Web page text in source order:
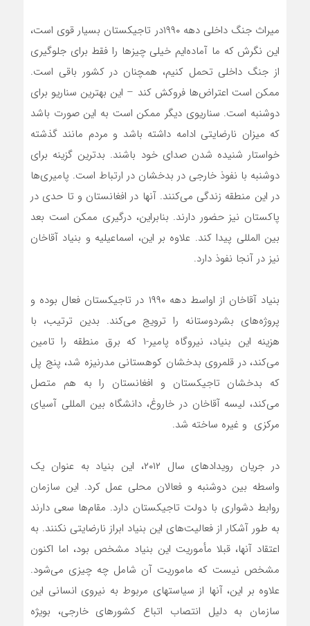
میراث جنگ داخلی دهه ۱۹۹۰در تاجیکستان بسیار قوی است،
این نگرش که ما آماده‌ایم خیلی چیزها را فقط برای جلوگیری
از جنگ داخلی تحمل کنیم، همچنان در کشور باقی است.
ممکن است اعتراض‌ها فروکش کند – این بهترین سناریو برای
دوشنبه است. سناریوی دیگر ممکن است به این صورت باشد
که میزان نارضایتی ادامه داشته باشد و مردم مانند گذشته
خواستار شنیده شدن صدای خود باشند. بدترین گزینه برای
دوشنبه با نفوذ خارجی در بدخشان در ارتباط است. پامیری‌ها
در این منطقه زندگی می‌کنند. آنها در افغانستان و تا حدی در
پاکستان نیز حضور دارند. بنابراین، درگیری ممکن است بعد
بین المللی پیدا کند. علاوه بر این، اسماعیلیه و بنیاد آقاخان
نیز در آنجا نفوذ دارد.
بنیاد آقاخان از اواسط دهه ۱۹۹۰ در تاجیکستان فعال بوده و
پروژه‌های بشردوستانه را ترویج می‌کند. بدین ترتیب، با
هزینه این بنیاد، نیروگاه پامیر-۱ که برق منطقه را تامین
می‌کند، در قلمروی بدخشان کوهستانی مدرنیزه شد، پنج پل
که بدخشان تاجیکستان و افغانستان را به هم متصل
می‌کند، لیسه آقاخان در خاروغ، دانشگاه بین المللی آسیای
مرکزی و غیره ساخته شد.
در جریان رویدادهای سال ۲۰۱۲، این بنیاد به عنوان یک
واسطه بین دوشنبه و فعالان محلی عمل کرد. این سازمان
روابط دشواری با دولت تاجیکستان دارد. مقام‌ها سعی دارند
به طور آشکار از فعالیت‌های این بنیاد ابراز نارضایتی نکنند. به
اعتقاد آنها، قبلا مأموریت این بنیاد مشخص بود، اما اکنون
مشخص نیست که ماموریت آن شامل چه چیزی می‌شود.
علاوه بر این، آنها از سیاستهای مربوط به نیروی انسانی این
سازمان به دلیل انتصاب اتباع کشورهای خارجی، بویژه